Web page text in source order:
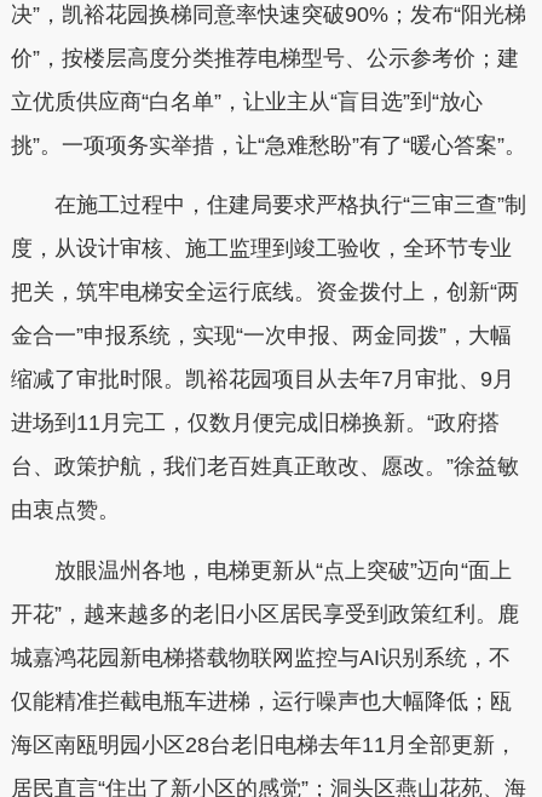
决”，凯裕花园换梯同意率快速突破90%；发布“阳光梯
价”，按楼层高度分类推荐电梯型号、公示参考价；建
立优质供应商“白名单”，让业主从“盲目选”到“放心
挑”。一项项务实举措，让“急难愁盼”有了“暖心答案”。
在施工过程中，住建局要求严格执行“三审三查”制
度，从设计审核、施工监理到竣工验收，全环节专业
把关，筑牢电梯安全运行底线。资金拨付上，创新“两
金合一”申报系统，实现“一次申报、两金同拨”，大幅
缩减了审批时限。凯裕花园项目从去年7月审批、9月
进场到11月完工，仅数月便完成旧梯换新。“政府搭
台、政策护航，我们老百姓真正敢改、愿改。”徐益敏
由衷点赞。
放眼温州各地，电梯更新从“点上突破”迈向“面上
开花”，越来越多的老旧小区居民享受到政策红利。鹿
城嘉鸿花园新电梯搭载物联网监控与AI识别系统，不
仅能精准拦截电瓶车进梯，运行噪声也大幅降低；瓯
海区南瓯明园小区28台老旧电梯去年11月全部更新，
居民直言“住出了新小区的感觉”；洞头区燕山花苑、海